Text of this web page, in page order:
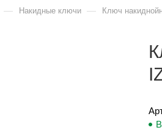
— Накидные ключи — Ключ